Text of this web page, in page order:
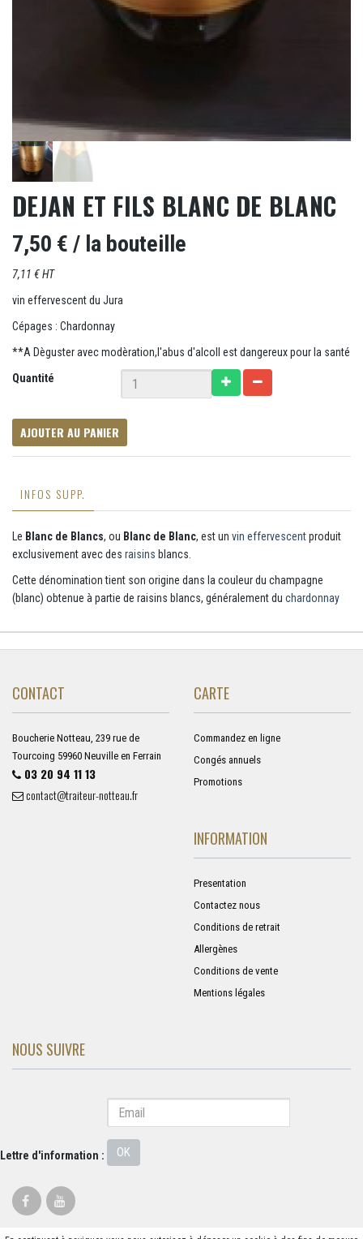
DEJAN ET FILS BLANC DE BLANC
7,50 € / la bouteille
7,11 € HT
vin effervescent du Jura
Cépages : Chardonnay
**A Dèguster avec modèration,l'abus d'alcoll est dangereux pour la santé
Quantité
AJOUTER AU PANIER
INFOS SUPP.
Le Blanc de Blancs, ou Blanc de Blanc, est un vin effervescentproduit
exclusivement avec des raisins blancs.
Cette dénomination tient son origine dans la couleur du champagne
(blanc) obtenue à partie de raisins blancs, généralement du chardonnay
CONTACT
Boucherie Notteau, 239 rue de
Tourcoing 59960 Neuville en Ferrain
03 20 94 11 13
contact@traiteur-notteau.fr
CARTE
Commandez en ligne
Congés annuels
Promotions
INFORMATION
Presentation
Contactez nous
Conditions de retrait
Allergènes
Conditions de vente
Mentions légales
NOUS SUIVRE
Lettre d'information : OK